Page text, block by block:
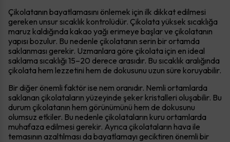
Çikolatanın bayatlamasını önlemek için ilk dikkat edilmesi
gereken unsur sıcaklık kontrolüdür. Çikolata yüksek sıcaklığa
maruz kaldığında kakao yağı erimeye başlar ve çikolatanın
yapısı bozulur. Bu nedenle çikolatanın serin bir ortamda
saklanması gerekir. Uzmanlara göre çikolata için en ideal
saklama sıcaklığı 15–20 derece arasıdır. Bu sıcaklık aralığında
çikolata hem lezzetini hem de dokusunu uzun süre koruyabilir.
Bir diğer önemli faktör ise nem oranıdır. Nemli ortamlarda
saklanan çikolataların yüzeyinde şeker kristalleri oluşabilir. Bu
durum çikolatanın hem görünümünü hem de dokusunu
olumsuz etkiler. Bu nedenle çikolataların kuru ortamlarda
muhafaza edilmesi gerekir. Ayrıca çikolataların hava ile
temasının azaltılması da bayatlamayı geciktiren önemli bir